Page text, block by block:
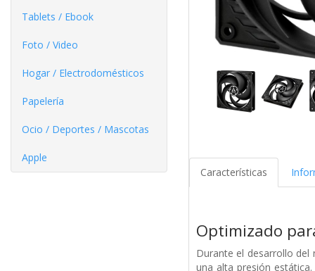
Tablets / Ebook
Foto / Video
Hogar / Electrodomésticos
Papelería
Ocio / Deportes / Mascotas
Apple
Características
Optimizado
Durante el desarrollo
una alta presión